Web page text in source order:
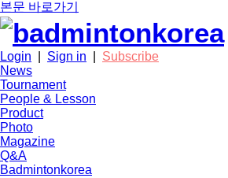
본문 바로가기
Login Sign in
Subscribe
News
Tournament
People & Lesson
Product
Photo
Magazine
Q&A
Badmintonkorea